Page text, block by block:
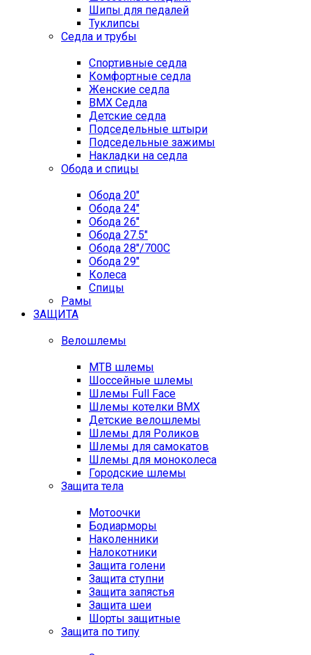
Шипы для педалей
Туклипсы
Седла и трубы
Спортивные седла
Комфортные седла
Женские седла
BMX Седла
Детские седла
Подседельные штыри
Подседельные зажимы
Накладки на седла
Обода и спицы
Обода 20"
Обода 24"
Обода 26"
Обода 27.5"
Обода 28"/700C
Обода 29"
Колеса
Спицы
Рамы
ЗАЩИТА
Велошлемы
MTB шлемы
Шоссейные шлемы
Шлемы Full Face
Шлемы котелки BMX
Детские велошлемы
Шлемы для Роликов
Шлемы для самокатов
Шлемы для моноколеса
Городские шлемы
Защита тела
Мотоочки
Бодиарморы
Наколенники
Налокотники
Защита голени
Защита ступни
Защита запястья
Защита шеи
Шорты защитные
Защита по типу